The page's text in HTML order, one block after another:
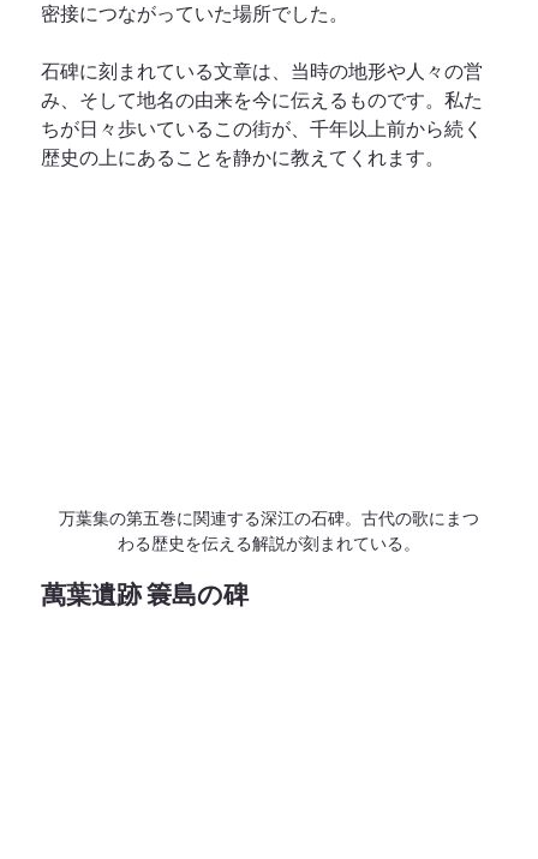
密接につながっていた場所でした。
石碑に刻まれている文章は、当時の地形や人々の営
み、そして地名の由来を今に伝えるものです。私た
ちが日々歩いているこの街が、千年以上前から続く
歴史の上にあることを静かに教えてくれます。
万葉集の第五巻に関連する深江の石碑。古代の歌にまつ
わる歴史を伝える解説が刻まれている。
萬葉遺跡 簑島の碑